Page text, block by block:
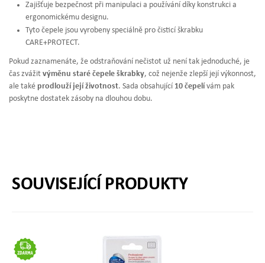
Zajišťuje bezpečnost při manipulaci a používání díky konstrukci a
ergonomickému designu.
Tyto čepele jsou vyrobeny speciálně pro čisticí škrabku
CARE+PROTECT.
Pokud zaznamenáte, že odstraňování nečistot už není tak jednoduché, je
čas zvážit výměnu staré čepele škrabky, což nejenže zlepší její výkonnost,
ale také prodlouží její životnost. Sada obsahující 10 čepelí vám pak
poskytne dostatek zásoby na dlouhou dobu.
SOUVISEJÍCÍ PRODUKTY